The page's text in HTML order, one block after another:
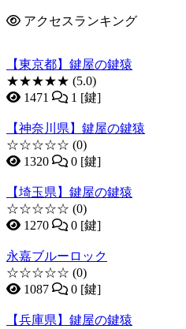
アクセスランキング
【東京都】鍵屋の鍵猿
★★★★★ (5.0)
1471
1 [鍵]
【神奈川県】鍵屋の鍵猿
☆☆☆☆☆ (0)
1320
0 [鍵]
【埼玉県】鍵屋の鍵猿
☆☆☆☆☆ (0)
1270
0 [鍵]
永嘉ブルーロック
☆☆☆☆☆ (0)
1087
0 [鍵]
【兵庫県】鍵屋の鍵猿